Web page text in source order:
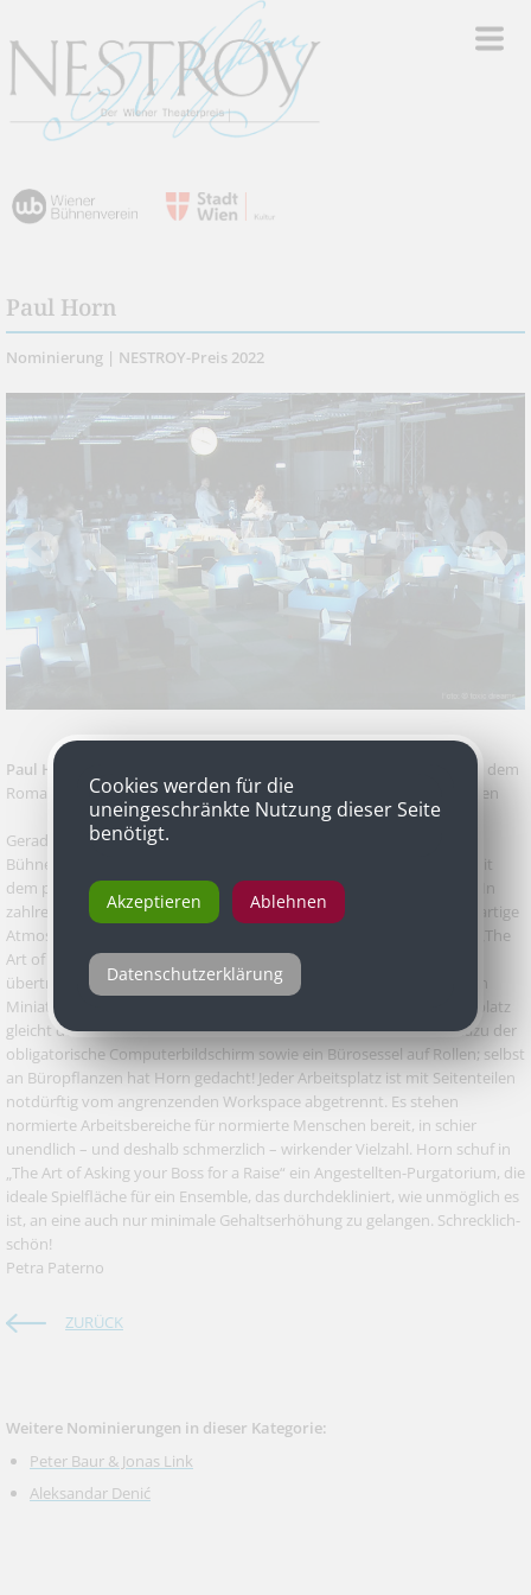
Paul Horn
Nominierung | NESTROY-Preis 2022
Paul Horn
(Bühne) für „The Art of Asking Your Boss for a Raise” nach dem
Roman von Georges Perec, Koproduktion toxic dreams und brut Wien
Gerade in der freien Theaterarbeit wird häufig notgedrungen am
Bühnenbild gespart. Das gilt nicht für toxic dreams, die seit Jahren mit
dem phänomenalen Bühnenbildner Paul Horn zusammenarbeiten. In
zahlreichen Inszenierungen ist es dem Raumtüftler gelungen, einzigartige
Atmosphären für das aberwitzige Spiel der Truppe zu entwerfen. In „The
Art of Asking your Boss for a Raise“ hat sich Horn nochmals selbst
übertroffen. Das Bühnenbild im brut gleicht einem Großraumbüro in
Miniaturform, die Bürohölle im Puppenstubenformat: Jeder Arbeitsplatz
gleicht dem anderen, weist einen Bürotisch mit Seitenladen auf, dazu der
obligatorische Computerbildschirm sowie ein Bürosessel auf Rollen; selbst
an Büropflanzen hat Horn gedacht! Jeder Arbeitsplatz ist mit Seitenteilen
notdürftig vom angrenzenden Workspace abgetrennt. Es stehen
normierte Arbeitsbereiche für normierte Menschen bereit, in schier
unendlich – und deshalb schmerzlich – wirkender Vielzahl. Horn schuf in
„The Art of Asking your Boss for a Raise“ ein Angestellten-Purgatorium, die
ideale Spielfläche für ein Ensemble, das durchdekliniert, wie unmöglich es
ist, an eine auch nur minimale Gehaltserhöhung zu gelangen. Schrecklich-
schön!
Petra Paterno
ZURÜCK
Weitere Nominierungen in dieser Kategorie:
Peter Baur & Jonas Link
Aleksandar Denić
Cookies werden für die
uneingeschränkte Nutzung dieser Seite
benötigt.
Akzeptieren Ablehnen
Datenschutzerklärung